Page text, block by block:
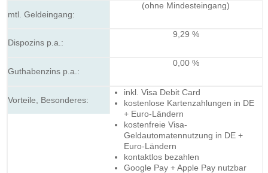
(ohne Mindesteingang)
9,29 %
0,00 %
inkl. Visa Debit Card
kostenlose Kartenzahlungen in DE
+ Euro-Ländern
kostenfreie Visa-
Geldautomatennutzung in DE +
Euro-Ländern
kontaktlos bezahlen
Google Pay + Apple Pay nutzbar